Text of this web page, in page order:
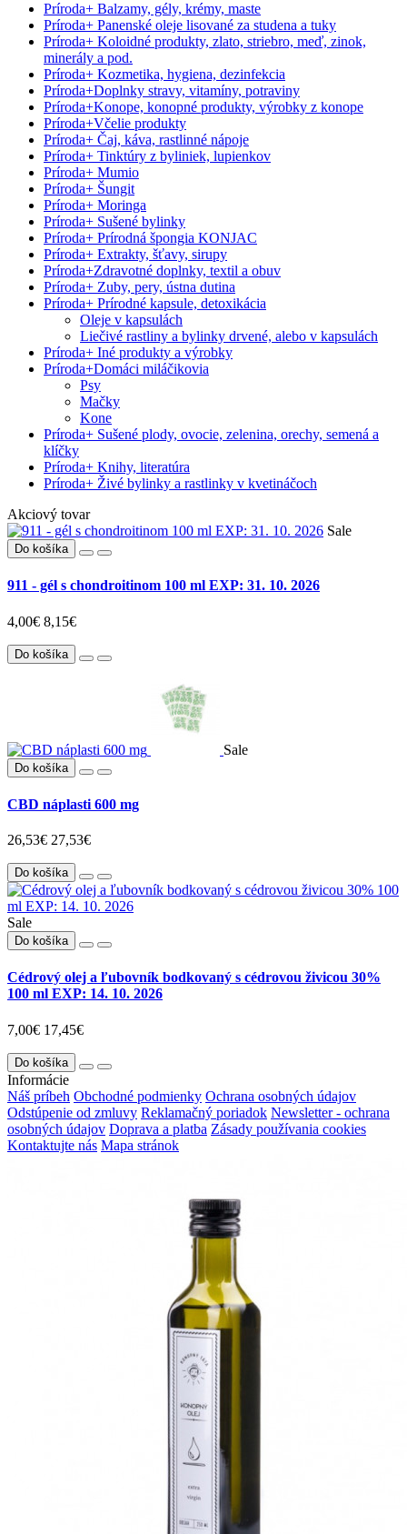
Príroda+ Balzamy, gély, krémy, maste
Príroda+ Panenské oleje lisované za studena a tuky
Príroda+ Koloidné produkty, zlato, striebro, meď, zinok,
minerály a pod.
Príroda+ Kozmetika, hygiena, dezinfekcia
Príroda+Doplnky stravy, vitamíny, potraviny
Príroda+Konope, konopné produkty, výrobky z konope
Príroda+Včelie produkty
Príroda+ Čaj, káva, rastlinné nápoje
Príroda+ Tinktúry z byliniek, lupienkov
Príroda+ Mumio
Príroda+ Šungit
Príroda+ Moringa
Príroda+ Sušené bylinky
Príroda+ Prírodná špongia KONJAC
Príroda+ Extrakty, šťavy, sirupy
Príroda+Zdravotné doplnky, textil a obuv
Príroda+ Zuby, pery, ústna dutina
Príroda+ Prírodné kapsule, detoxikácia
Oleje v kapsulách
Liečivé rastliny a bylinky drvené, alebo v kapsulách
Príroda+ Iné produkty a výrobky
Príroda+Domáci miláčikovia
Psy
Mačky
Kone
Príroda+ Sušené plody, ovocie, zelenina, orechy, semená a
klíčky
Príroda+ Knihy, literatúra
Príroda+ Živé bylinky a rastlinky v kvetináčoch
Akciový tovar
Sale
Do košíka
911 - gél s chondroitinom 100 ml EXP: 31. 10. 2026
4,00€ 8,15€
Do košíka
Sale
Do košíka
CBD náplasti 600 mg
26,53€ 27,53€
Do košíka
Sale
Do košíka
Cédrový olej a ľubovník bodkovaný s cédrovou živicou 30%
100 ml EXP: 14. 10. 2026
7,00€ 17,45€
Do košíka
Informácie
Náš príbeh Obchodné podmienky Ochrana osobných údajov
Odstúpenie od zmluvy Reklamačný poriadok Newsletter - ochrana
osobných údajov Doprava a platba Zásady používania cookies
Kontaktujte nás Mapa stránok